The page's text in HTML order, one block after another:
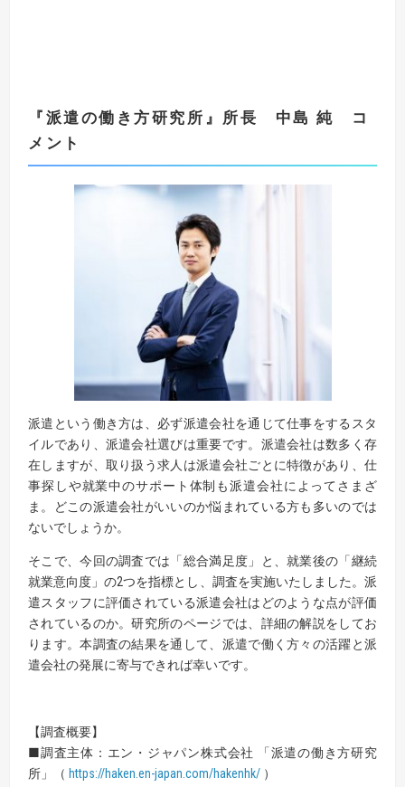
『 派遣の働き方研究所 』 所長 中島 純 コ
メント
派遣という働き⽅は、必ず派遣会社を通じて仕事をするスタ
イルであり、派遣会社選びは重要です。派遣会社は数多く存
在しますが、取り扱う求⼈は派遣会社ごとに特徴があり、仕
事探しや就業中のサポート体制も派遣会社によってさまざ
ま。どこの派遣会社がいいのか悩まれている⽅も多いのでは
ないでしょうか。
そこで、今回の調査では「総合満足度」と、就業後の「継続
就業意向度」の2つを指標とし、調査を実施いたしました。派
遣スタッフに評価されている派遣会社はどのような点が評価
されているのか。研究所のページでは、詳細の解説をしてお
ります。本調査の結果を通して、派遣で働く方々の活躍と派
遣会社の発展に寄与できれば幸いです。
【調査概要】
■調査主体：エン・ジャパン株式会社 「派遣の働き方研究
所」（ https://haken.en-japan.com/hakenhk/ ）